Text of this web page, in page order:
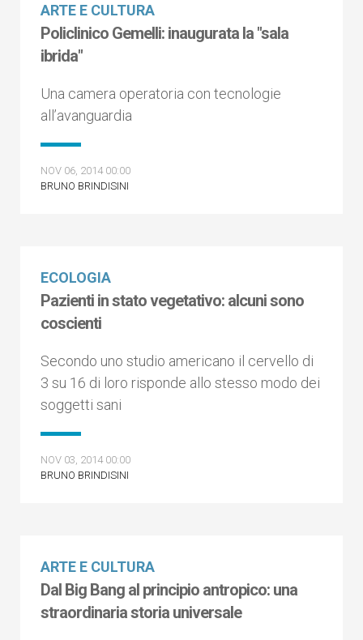
ARTE E CULTURA
Policlinico Gemelli: inaugurata la "sala
ibrida"
Una camera operatoria con tecnologie
all’avanguardia
NOV 06, 2014 00:00
BRUNO BRINDISINI
ECOLOGIA
Pazienti in stato vegetativo: alcuni sono
coscienti
Secondo uno studio americano il cervello di
3 su 16 di loro risponde allo stesso modo dei
soggetti sani
NOV 03, 2014 00:00
BRUNO BRINDISINI
ARTE E CULTURA
Dal Big Bang al principio antropico: una
straordinaria storia universale